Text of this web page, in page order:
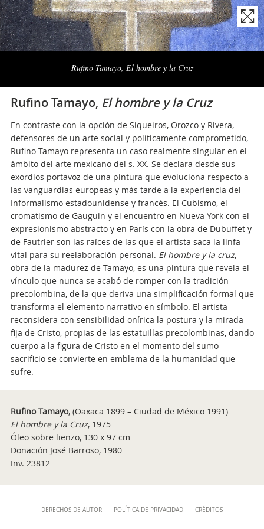
Rufino Tamayo, El hombre y la Cruz
Naviga
Rufino Tamayo, El hombre y la Cruz
En contraste con la opción de Siqueiros, Orozco y Rivera,
defensores de un arte social y políticamente comprometido,
Rufino Tamayo representa un caso realmente singular en el
ámbito del arte mexicano del s. XX. Se declara desde sus
exordios portavoz de una pintura que evoluciona respecto a
las vanguardias europeas y más tarde a la experiencia del
Informalismo estadounidense y francés. El Cubismo, el
cromatismo de Gauguin y el encuentro en Nueva York con el
expresionismo abstracto y en París con la obra de Dubuffet y
de Fautrier son las raíces de las que el artista saca la linfa
vital para su reelaboración personal. El hombre y la cruz,
obra de la madurez de Tamayo, es una pintura que revela el
vínculo que nunca se acabó de romper con la tradición
precolombina, de la que deriva una simplificación formal que
transforma el elemento narrativo en símbolo. El artista
reconsidera con sensibilidad onírica la postura y la mirada
fija de Cristo, propias de las estatuillas precolombinas, dando
cuerpo a la figura de Cristo en el momento del sumo
sacrificio se convierte en emblema de la humanidad que
sufre.
Rufino Tamayo, (Oaxaca 1899 – Ciudad de México 1991)
El hombre y la Cruz, 1975
Óleo sobre lienzo, 130 x 97 cm
Donación José Barroso, 1980
Inv. 23812
ContentDERECHOS DE AUTOR POLÍTICA DE PRIVACIDAD CRÉDITOS